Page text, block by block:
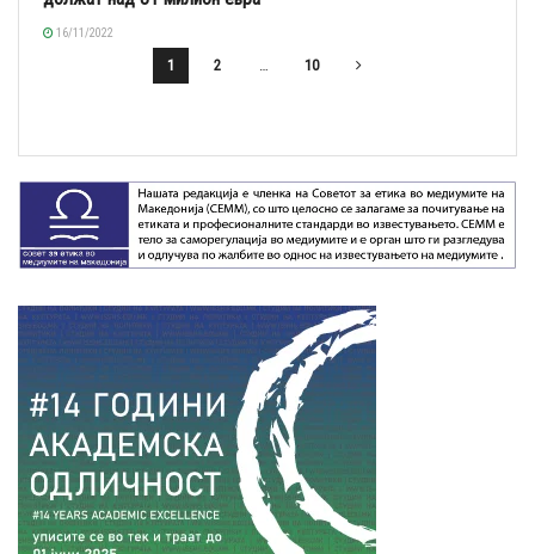
16/11/2022
1 2 … 10